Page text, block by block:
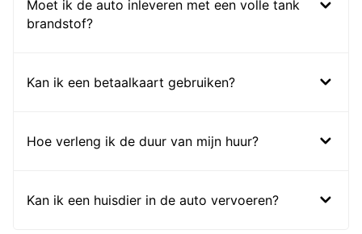
Moet ik de auto inleveren met een volle tank
brandstof?
Kan ik een betaalkaart gebruiken?
Hoe verleng ik de duur van mijn huur?
Kan ik een huisdier in de auto vervoeren?